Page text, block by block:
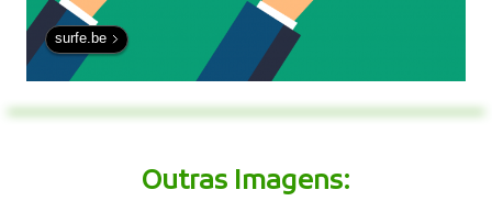
surfe.be
Outras Imagens: